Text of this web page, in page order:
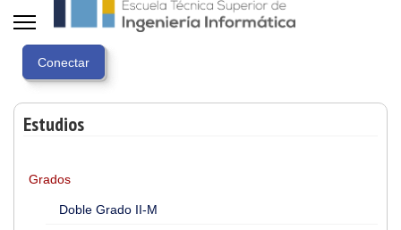
Estudios
Grados
Doble Grado II-M